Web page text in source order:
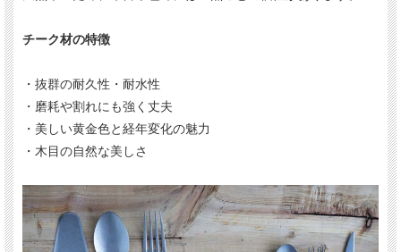
チーク材の特徴
・抜群の耐久性・耐水性
・磨耗や割れにも強く丈夫
・美しい黄金色と経年変化の魅力
・木目の自然な美しさ